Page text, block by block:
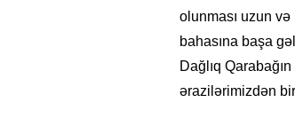
olunması uzun
bahasına başa
Dağlıq
ərazilərimizdən